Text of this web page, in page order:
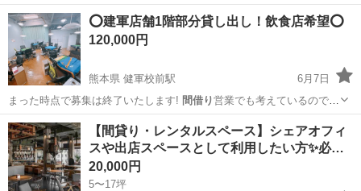
のミナミエリアの路面の飲食店（カフェ＆バー）を運営しています☕️
このたび、 ゴーストキッチンとして出店したい方を募集します🍱🚚 💬
「い...
大阪 大阪市 長堀橋駅 レンタルオフィス 初期
⭕️建軍店舗1階部分貸し出し！飲食店希望⭕️
120,000円
熊本県 健軍校前駅
6月7日
まった時点で募集は終了いたします! 間借り営業でも考えているので
週に3日だけ営…
熊本 熊本市 健軍校前駅 レンタルオフィス
【間貸り・レンタルスペース】シェアオフィ
スや出店スペースとして利用したい方✨必…
20,000円
5〜17坪